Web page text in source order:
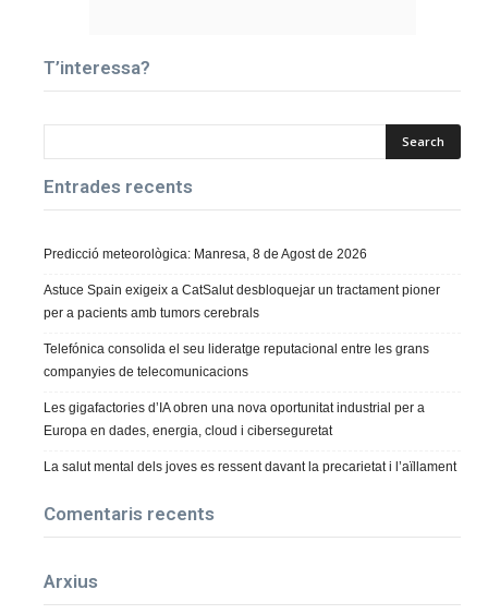
T’interessa?
Entrades recents
Predicció meteorològica: Manresa, 8 de Agost de 2026
Astuce Spain exigeix a CatSalut desbloquejar un tractament pioner
per a pacients amb tumors cerebrals
Telefónica consolida el seu lideratge reputacional entre les grans
companyies de telecomunicacions
Les gigafactories d’IA obren una nova oportunitat industrial per a
Europa en dades, energia, cloud i ciberseguretat
La salut mental dels joves es ressent davant la precarietat i l’aïllament
Comentaris recents
Arxius